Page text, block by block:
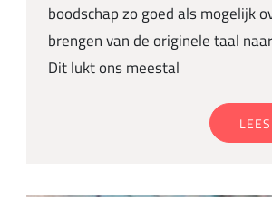
boodschap zo goed als mogelijk
brengen van de originele taal
Dit lukt ons meestal